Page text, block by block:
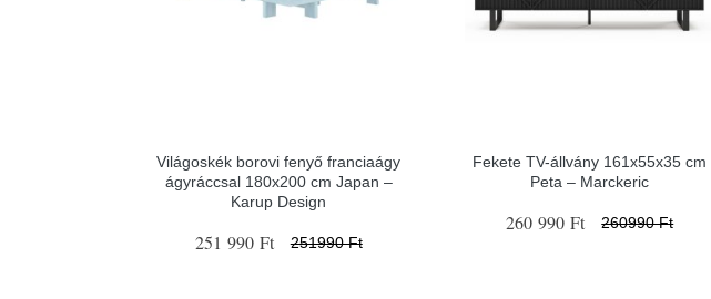
Világoskék borovi fenyő franciaágy
ágyráccsal 180x200 cm Japan –
Karup Design
251 990 Ft 251990 Ft
Fekete TV-állvány 161x55x35 cm
Peta – Marckeric
260 990 Ft 260990 Ft